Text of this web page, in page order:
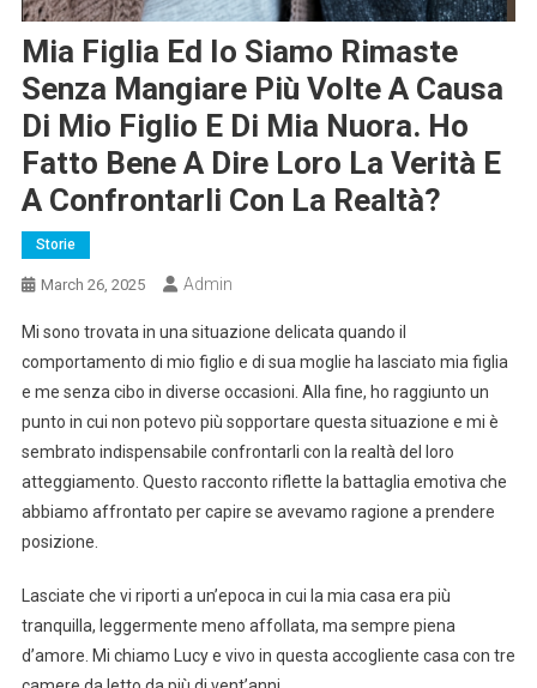
Mia Figlia Ed Io Siamo Rimaste
Senza Mangiare Più Volte A Causa
Di Mio Figlio E Di Mia Nuora. Ho
Fatto Bene A Dire Loro La Verità E
A Confrontarli Con La Realtà?
Storie
March 26, 2025 Admin
Mi sono trovata in una situazione delicata quando il
comportamento di mio figlio e di sua moglie ha lasciato mia figlia
e me senza cibo in diverse occasioni. Alla fine, ho raggiunto un
punto in cui non potevo più sopportare questa situazione e mi è
sembrato indispensabile confrontarli con la realtà del loro
atteggiamento. Questo racconto riflette la battaglia emotiva che
abbiamo affrontato per capire se avevamo ragione a prendere
posizione.
Lasciate che vi riporti a un’epoca in cui la mia casa era più
tranquilla, leggermente meno affollata, ma sempre piena
d’amore. Mi chiamo Lucy e vivo in questa accogliente casa con tre